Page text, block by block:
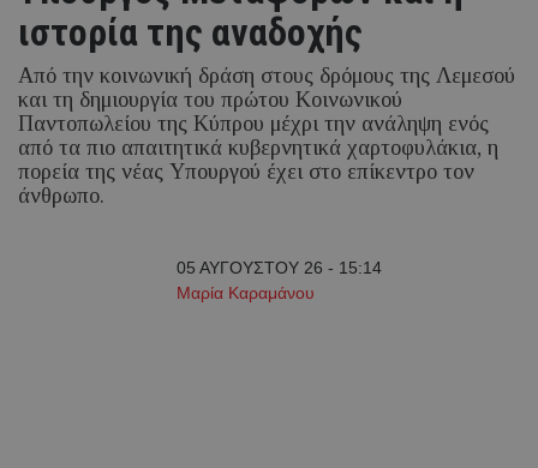
ιστορία της αναδοχής
Από την κοινωνική δράση στους δρόμους της Λεμεσού
και τη δημιουργία του πρώτου Κοινωνικού
Παντοπωλείου της Κύπρου μέχρι την ανάληψη ενός
από τα πιο απαιτητικά κυβερνητικά χαρτοφυλάκια, η
πορεία της νέας Υπουργού έχει στο επίκεντρο τον
άνθρωπο.
05 ΑΥΓΟΥΣΤΟΥ 26 - 15:14
Μαρία Καραμάνου